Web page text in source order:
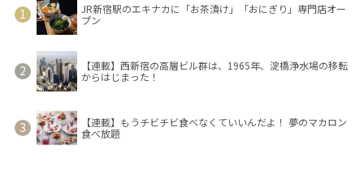
JR新宿駅のエキナカに「お茶漬け」「おにぎり」専門店オー
プン
【連載】西新宿の高層ビル群は、1965年、淀橋浄水場の移転
からはじまった！
【連載】もうチビチビ食べなくていいんだよ！ 夢のマカロン
食べ放題